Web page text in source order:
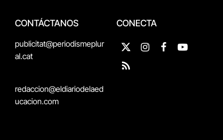
CONTÁCTANOS
publicitat@periodismeplur
al.cat
redaccion@eldiariodelaed
ucacion.com
CONECTA
X
(Twitter)
InstagramFacebookYouTube
RSS